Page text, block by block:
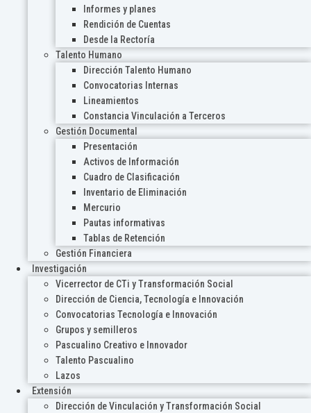
Informes y planes
Rendición de Cuentas
Desde la Rectoría
Talento Humano
Dirección Talento Humano
Convocatorias Internas
Lineamientos
Constancia Vinculación a Terceros
Gestión Documental
Presentación
Activos de Información
Cuadro de Clasificación
Inventario de Eliminación
Mercurio
Pautas informativas
Tablas de Retención
Gestión Financiera
Investigación
Vicerrector de CTi y Transformación Social
Dirección de Ciencia, Tecnología e Innovación
Convocatorias Tecnología e Innovación
Grupos y semilleros
Pascualino Creativo e Innovador
Talento Pascualino
Lazos
Extensión
Dirección de Vinculación y Transformación Social